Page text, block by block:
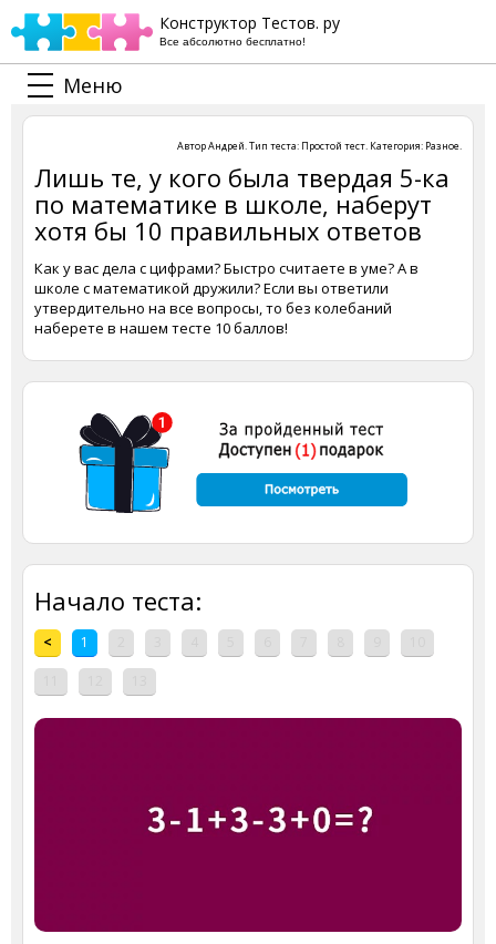
Конструктор Тестов. ру
Все абсолютно бесплатно!
Меню
АвторАндрей. Тип теста: Простой тест. Категория: Разное.
Лишь те, у кого была твердая 5-ка
по математике в школе, наберут
хотя бы 10 правильных ответов
Как у вас дела с цифрами? Быстро считаете в уме? А в
школе с математикой дружили? Если вы ответили
утвердительно на все вопросы, то без колебаний
наберете в нашем тесте 10 баллов!
Начало теста:
< 1